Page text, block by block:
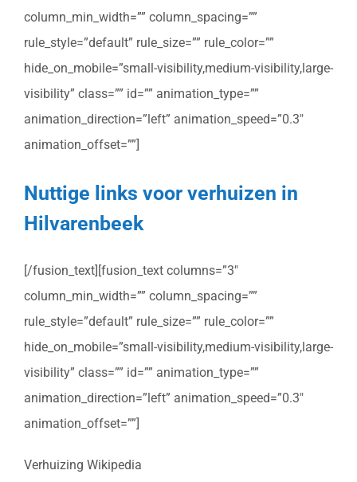
column_min_width=”” column_spacing=””
rule_style=”default” rule_size=”” rule_color=””
hide_on_mobile=”small-visibility,medium-visibility,large-
visibility” class=”” id=”” animation_type=””
animation_direction=”left” animation_speed=”0.3″
animation_offset=””]
Nuttige links voor verhuizen in
Hilvarenbeek
[/fusion_text][fusion_text columns=”3″
column_min_width=”” column_spacing=””
rule_style=”default” rule_size=”” rule_color=””
hide_on_mobile=”small-visibility,medium-visibility,large-
visibility” class=”” id=”” animation_type=””
animation_direction=”left” animation_speed=”0.3″
animation_offset=””]
Verhuizing Wikipedia